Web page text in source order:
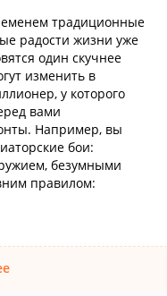
традиционные
радости жизни уже
один скучнее
изменить в
у которого
вами
Например, вы
бои:
безумными
правилом: